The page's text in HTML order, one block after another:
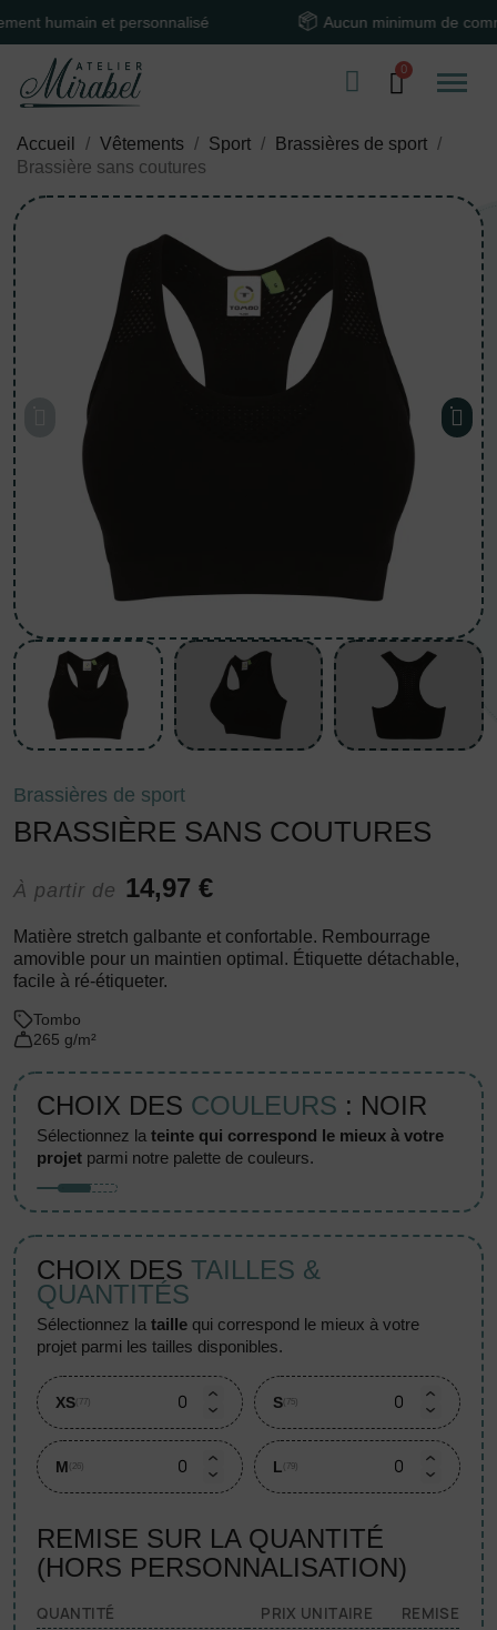
et personnalisé Aucun minimum de
Accueil Vêtements Sport
Brassières de sport
Brassière sans coutures
Brassières de sport
BRASSIÈRE SANS COUTURES
À partir de 14,97 €
Matière stretch galbante et confortable. Rembourrage
amovible pour un maintien optimal. Étiquette détachable,
facile à ré-étiqueter.
Tombo
265 g/m²
CHOIX DES COULEURS : NOIR
sélectionnez lateinte qui correspond le mieux à votre
projet parmi notre palette de couleurs.
CHOIX DES TAILLES &
QUANTITÉS
sélectionnez lataille qui correspond le mieux à votre
projet parmi les tailles disponibles.
XS (77) S (75)
M (26) L (79)
REMISE SUR LA QUANTITÉ
(HORS PERSONNALISATION)
QUANTITÉ PRIX UNITAIRE REMISE